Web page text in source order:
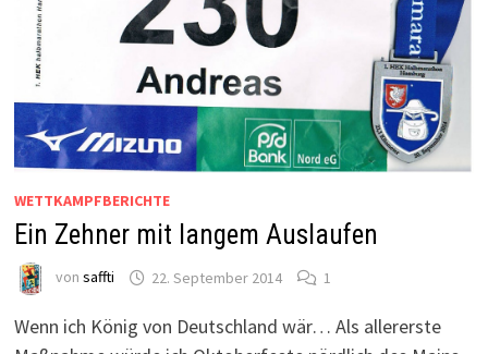
WETTKAMPFBERICHTE
Ein Zehner mit langem Auslaufen
von saffti 22. September 2014 1
Wenn ich König von Deutschland wär… Als allererste